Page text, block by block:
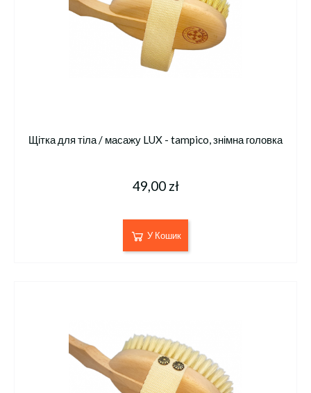
Щітка для тіла / масажу LUX - tampico, знімна головка
49,00 zł
У Кошик